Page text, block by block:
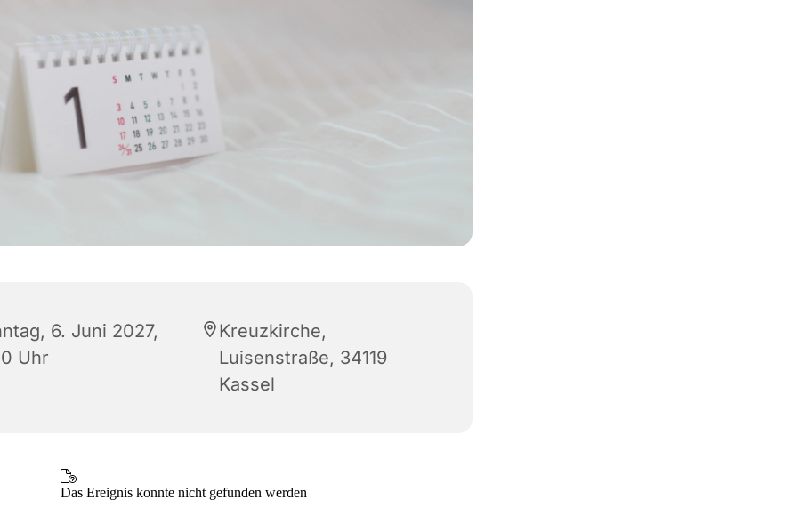
6. Juni 2027,
Uhr
Kreuzkirche,
Luisenstraße, 34119
Kassel